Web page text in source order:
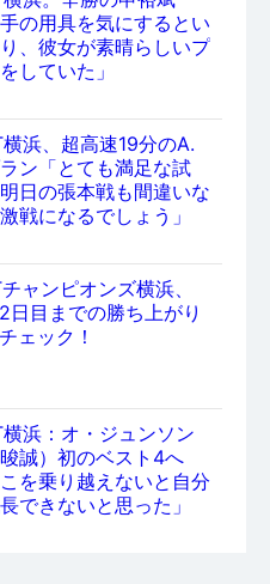
手の用具を気にするとい
、彼女が素晴らしいプ
していた」
浜、超高速19分のA.
ン「とても満足な試
日の張本戦も間違いな
戦になるでしょう」
ャンピオンズ横浜、
日目までの勝ち上がり
ェック！
浜：オ・ジュンソン
晙誠）初のベスト4へ
こを乗り越えないと自分
できないと思った」